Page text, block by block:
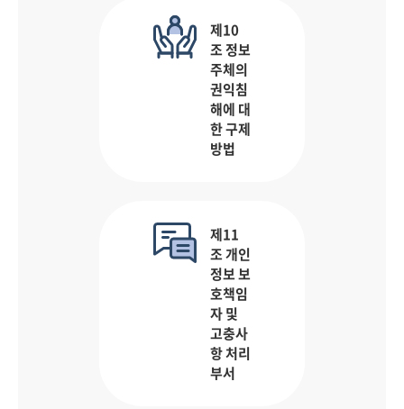
제10
조 정보
주체의
권익침
해에 대
한 구제
방법
제11
조 개인
정보 보
호책임
자 및
고충사
항 처리
부서